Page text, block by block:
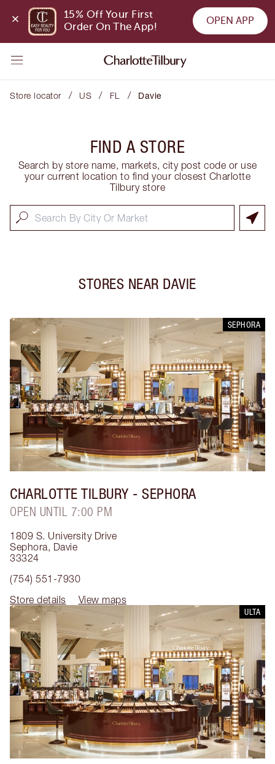
15% Off Your First
Order On The App!
OPEN APP
Store locator / US / FL / Davie
FIND A STORE
Search by store name, markets, city post code or use
your current location to find your closest Charlotte
Tilbury store
STORES NEAR DAVIE
SEPHORA
CHARLOTTE TILBURY - SEPHORA
OPEN UNTIL 7:00 PM
1809 S. University Drive
Sephora, Davie
33324
(754) 551-7930
Store details
View maps
ULTA